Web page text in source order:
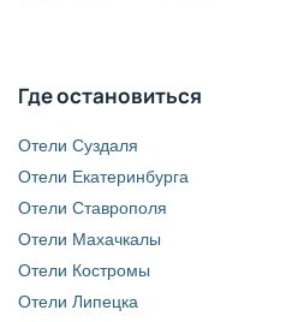
Где остановиться
Отели Суздаля
Отели Екатеринбурга
Отели Ставрополя
Отели Махачкалы
Отели Костромы
Отели Липецка